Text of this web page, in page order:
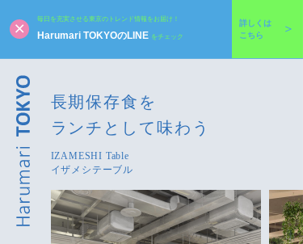
毎日を充実させる東京のトレンド情報をお届け！
Harumari TOKYOのLINE をチェック
詳しくは
こちら
長期保存食を
ランチとして味わう
IZAMESHI Table
イザメシテーブル